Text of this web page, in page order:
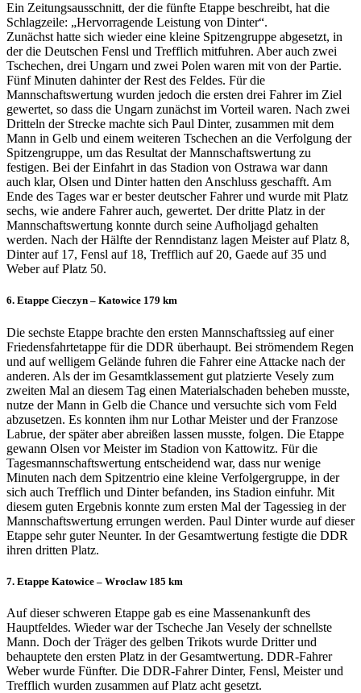
Ein Zeitungsausschnitt, der die fünfte Etappe beschreibt, hat die
Schlagzeile: „Hervorragende Leistung von Dinter“.
Zunächst hatte sich wieder eine kleine Spitzengruppe abgesetzt, in
der die Deutschen Fensl und Trefflich mitfuhren. Aber auch zwei
Tschechen, drei Ungarn und zwei Polen waren mit von der Partie.
Fünf Minuten dahinter der Rest des Feldes. Für die
Mannschaftswertung wurden jedoch die ersten drei Fahrer im Ziel
gewertet, so dass die Ungarn zunächst im Vorteil waren. Nach zwei
Dritteln der Strecke machte sich Paul Dinter, zusammen mit dem
Mann in Gelb und einem weiteren Tschechen an die Verfolgung der
Spitzengruppe, um das Resultat der Mannschaftswertung zu
festigen. Bei der Einfahrt in das Stadion von Ostrawa war dann
auch klar, Olsen und Dinter hatten den Anschluss geschafft. Am
Ende des Tages war er bester deutscher Fahrer und wurde mit Platz
sechs, wie andere Fahrer auch, gewertet. Der dritte Platz in der
Mannschaftswertung konnte durch seine Aufholjagd gehalten
werden. Nach der Hälfte der Renndistanz lagen Meister auf Platz 8,
Dinter auf 17, Fensl auf 18, Trefflich auf 20, Gaede auf 35 und
Weber auf Platz 50.
6. Etappe Cieczyn – Katowice 179 km
Die sechste Etappe brachte den ersten Mannschaftssieg auf einer
Friedensfahrtetappe für die DDR überhaupt. Bei strömendem Regen
und auf welligem Gelände fuhren die Fahrer eine Attacke nach der
anderen. Als der im Gesamtklassement gut platzierte Vesely zum
zweiten Mal an diesem Tag einen Materialschaden beheben musste,
nutze der Mann in Gelb die Chance und versuchte sich vom Feld
abzusetzen. Es konnten ihm nur Lothar Meister und der Franzose
Labrue, der später aber abreißen lassen musste, folgen. Die Etappe
gewann Olsen vor Meister im Stadion von Kattowitz. Für die
Tagesmannschaftswertung entscheidend war, dass nur wenige
Minuten nach dem Spitzentrio eine kleine Verfolgergruppe, in der
sich auch Trefflich und Dinter befanden, ins Stadion einfuhr. Mit
diesem guten Ergebnis konnte zum ersten Mal der Tagessieg in der
Mannschaftswertung errungen werden. Paul Dinter wurde auf dieser
Etappe sehr guter Neunter. In der Gesamtwertung festigte die DDR
ihren dritten Platz.
7. Etappe Katowice – Wroclaw 185 km
Auf dieser schweren Etappe gab es eine Massenankunft des
Hauptfeldes. Wieder war der Tscheche Jan Vesely der schnellste
Mann. Doch der Träger des gelben Trikots wurde Dritter und
behauptete den ersten Platz in der Gesamtwertung. DDR-Fahrer
Weber wurde Fünfter. Die DDR-Fahrer Dinter, Fensl, Meister und
Trefflich wurden zusammen auf Platz acht gesetzt.